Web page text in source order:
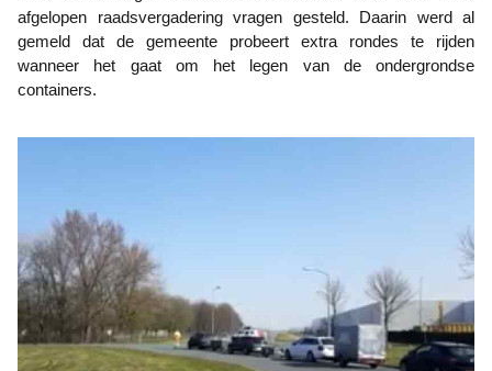
afgelopen raadsvergadering vragen gesteld. Daarin werd al
gemeld dat de gemeente probeert extra rondes te rijden
wanneer het gaat om het legen van de ondergrondse
containers.